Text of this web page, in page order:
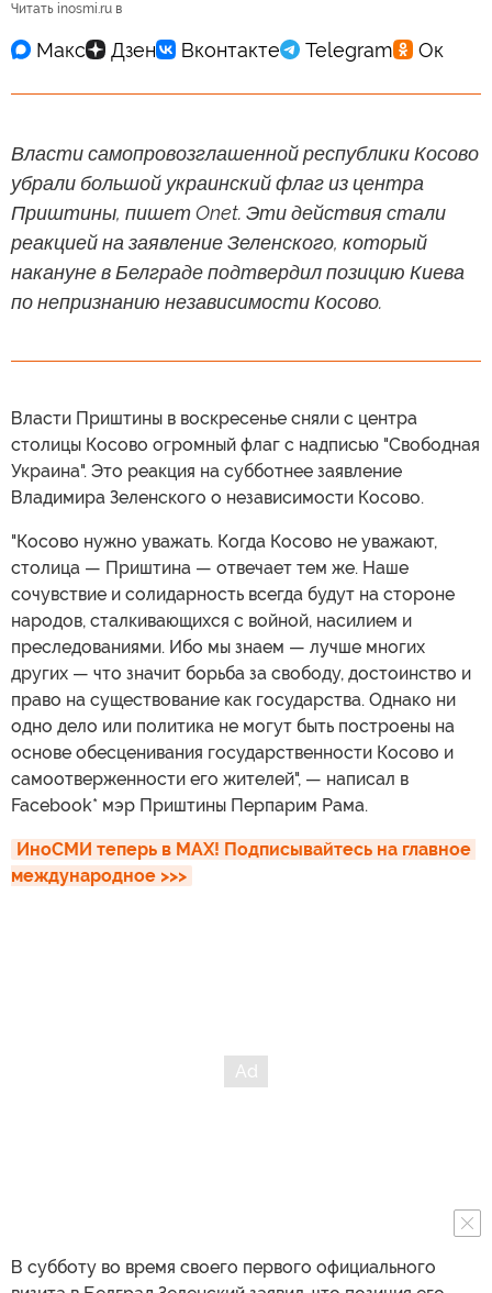
Читать inosmi.ru в
Власти самопровозглашенной республики Косово
убрали большой украинский флаг из центра
Приштины, пишет Onet. Эти действия стали
реакцией на заявление Зеленского, который
накануне в Белграде подтвердил позицию Киева
по непризнанию независимости Косово.
Власти Приштины в воскресенье сняли с центра
столицы Косово огромный флаг с надписью "Свободная
Украина". Это реакция на субботнее заявление
Владимира Зеленского о независимости Косово.
"Косово нужно уважать. Когда Косово не уважают,
столица — Приштина — отвечает тем же. Наше
сочувствие и солидарность всегда будут на стороне
народов, сталкивающихся с войной, насилием и
преследованиями. Ибо мы знаем — лучше многих
других — что значит борьба за свободу, достоинство и
право на существование как государства. Однако ни
одно дело или политика не могут быть построены на
основе обесценивания государственности Косово и
самоотверженности его жителей", — написал в
Facebook* мэр Приштины Перпарим Рама.
ИноСМИ теперь в MAX! Подписывайтесь на главное
международное >>>
В субботу во время своего первого официального